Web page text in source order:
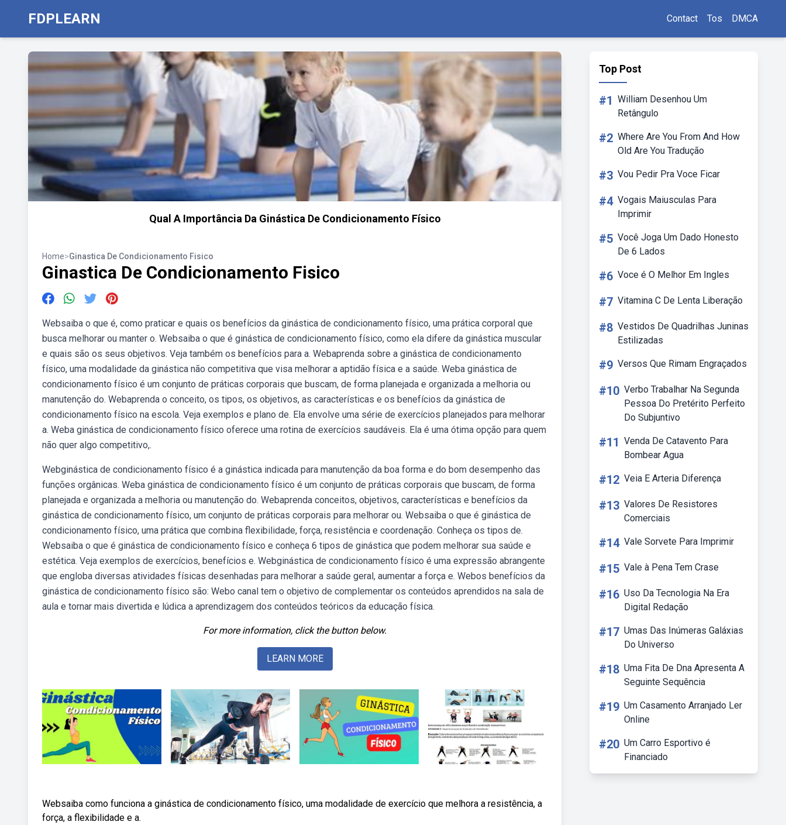
FDPLEARN Contact Tos DMCA
Qual A Importância Da Ginástica De Condicionamento Físico
Home>Ginastica De Condicionamento Fisico
Ginastica De Condicionamento Fisico
Websaiba o que é, como praticar e quais os benefícios da ginástica de condicionamento físico, uma prática corporal que
busca melhorar ou manter o. Websaiba o que é ginástica de condicionamento físico, como ela difere da ginástica muscular
e quais são os seus objetivos. Veja também os benefícios para a. Webaprenda sobre a ginástica de condicionamento
físico, uma modalidade da ginástica não competitiva que visa melhorar a aptidão física e a saúde. Weba ginástica de
condicionamento físico é um conjunto de práticas corporais que buscam, de forma planejada e organizada a melhoria ou
manutenção do. Webaprenda o conceito, os tipos, os objetivos, as características e os benefícios da ginástica de
condicionamento físico na escola. Veja exemplos e plano de. Ela envolve uma série de exercícios planejados para melhorar
a. Weba ginástica de condicionamento físico oferece uma rotina de exercícios saudáveis. Ela é uma ótima opção para quem
não quer algo competitivo,.
Webginástica de condicionamento físico é a ginástica indicada para manutenção da boa forma e do bom desempenho das
funções orgânicas. Weba ginástica de condicionamento físico é um conjunto de práticas corporais que buscam, de forma
planejada e organizada a melhoria ou manutenção do. Webaprenda conceitos, objetivos, características e benefícios da
ginástica de condicionamento físico, um conjunto de práticas corporais para melhorar ou. Websaiba o que é ginástica de
condicionamento físico, uma prática que combina flexibilidade, força, resistência e coordenação. Conheça os tipos de.
Websaiba o que é ginástica de condicionamento físico e conheça 6 tipos de ginástica que podem melhorar sua saúde e
estética. Veja exemplos de exercícios, benefícios e. Webginástica de condicionamento físico é uma expressão abrangente
que engloba diversas atividades físicas desenhadas para melhorar a saúde geral, aumentar a força e. Webos benefícios da
ginástica de condicionamento físico são: Webo canal tem o objetivo de complementar os conteúdos aprendidos na sala de
aula e tornar mais divertida e lúdica a aprendizagem dos conteúdos teóricos da educação física.
For more information, click the button below.
LEARN MORE
Websaiba como funciona a ginástica de condicionamento físico, uma modalidade de exercício que melhora a resistência, a
força, a flexibilidade e a.
Top Post
#1 William Desenhou Um
Retângulo
#2 Where Are You From And How
Old Are You Tradução
#3 Vou Pedir Pra Voce Ficar
#4 Vogais Maiusculas Para
Imprimir
#5 Você Joga Um Dado Honesto
De 6 Lados
#6 Voce é O Melhor Em Ingles
#7 Vitamina C De Lenta Liberação
#8 Vestidos De Quadrilhas Juninas
Estilizadas
#9 Versos Que Rimam Engraçados
#10 Verbo Trabalhar Na Segunda
Pessoa Do Pretérito Perfeito
Do Subjuntivo
#11 Venda De Catavento Para
Bombear Agua
#12 Veia E Arteria Diferença
#13 Valores De Resistores
Comerciais
#14 Vale Sorvete Para Imprimir
#15 Vale à Pena Tem Crase
#16 Uso Da Tecnologia Na Era
Digital Redação
#17 Umas Das Inúmeras Galáxias
Do Universo
#18 Uma Fita De Dna Apresenta A
Seguinte Sequência
#19 Um Casamento Arranjado Ler
Online
#20 Um Carro Esportivo é
Financiado